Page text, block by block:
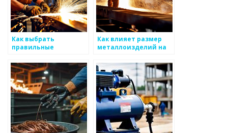
Как выбрать
правильные
производства
металлоизделий
Как влияет размер
металлоизделий на